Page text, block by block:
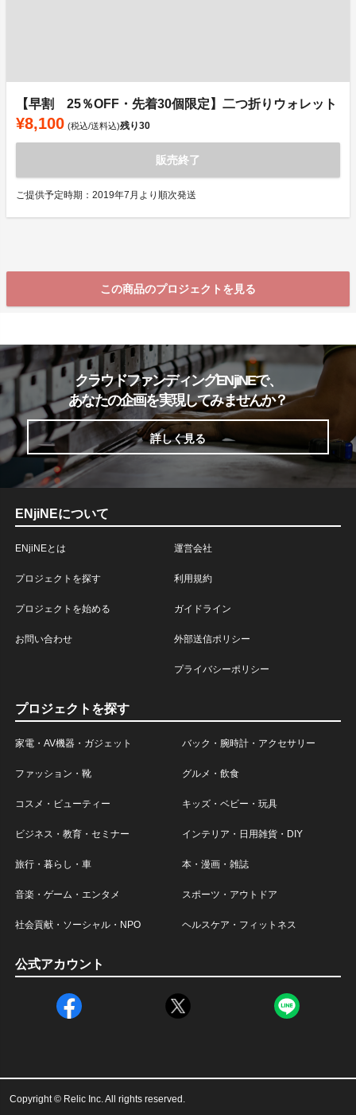
【早割 25％OFF・先着30個限定】二つ折りウォレット
¥8,100 (税込/送料込)残り30
販売終了
ご提供予定時期：2019年7月より順次発送
この商品のプロジェクトを見る
クラウドファンディングENjiNEで、
あなたの企画を実現してみませんか？
詳しく見る
ENjiNEについて
ENjiNEとは
プロジェクトを探す
プロジェクトを始める
お問い合わせ
運営会社
利用規約
ガイドライン
外部送信ポリシー
プライバシーポリシー
プロジェクトを探す
家電・AV機器・ガジェット バック・腕時計・アクセサリー
ファッション・靴 グルメ・飲食
コスメ・ビューティー キッズ・ベビー・玩具
ビジネス・教育・セミナー インテリア・日用雑貨・DIY
旅行・暮らし・車 本・漫画・雑誌
音楽・ゲーム・エンタメ スポーツ・アウトドア
社会貢献・ソーシャル・NPO ヘルスケア・フィットネス
公式アカウント
Copyright © Relic Inc. All rights reserved.